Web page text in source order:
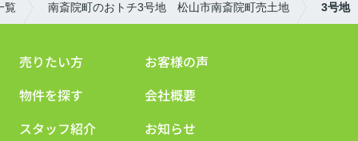
覧 南斎院町のおトチ3号地 松山市南斎院町売土地 3号地
売りたい方
物件を探す
スタッフ紹介
お客様の声
会社概要
お知らせ